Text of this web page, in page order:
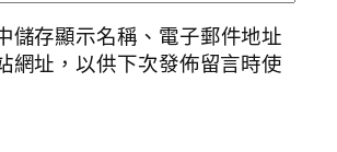
儲存顯示名稱、電子郵件地址
網址，以供下次發佈留言時使